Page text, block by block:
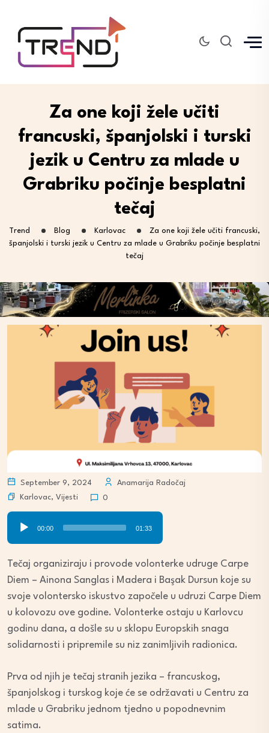
Za one koji žele učiti
francuski, španjolski i turski
jezik u Centru za mlade u
Grabriku počinje besplatni
tečaj
Trend Blog Karlovac
Za one koji žele učiti francuski,
španjolski i turski jezik u Centru za mlade u Grabriku počinje besplatni
tečaj
September 9, 2024
Anamarija Radočaj
Karlovac, Vijesti 0
Audio
Player
00:00 01:33
Tečaj organiziraju i provode volonterke udruge Carpe
Diem – Ainona Sanglas i Madera i Başak Dursun koje su
svoje volontersko iskustvo započele u udruzi Carpe Diem
u kolovozu ove godine. Volonterke ostaju u Karlovcu
godinu dana, a došle su u sklopu Europskih snaga
solidarnosti i pripremile su niz zanimljivih radionica.
Prva od njih je tečaj stranih jezika – francuskog,
španjolskog i turskog koje će se održavati u Centru za
mlade u Grabriku jednom tjedno u popodnevnim
satima.